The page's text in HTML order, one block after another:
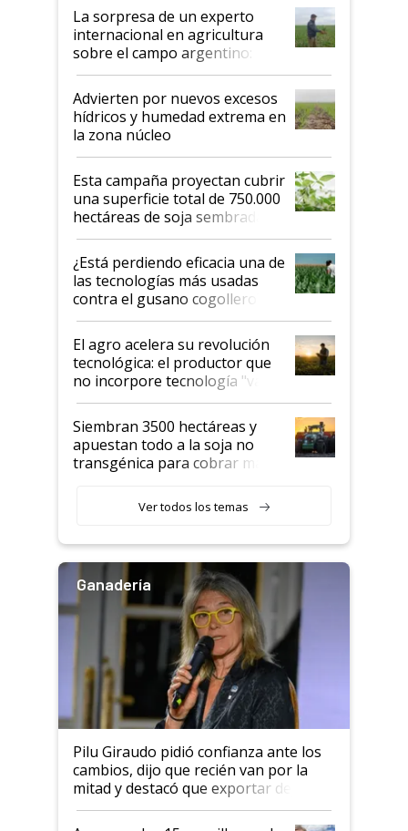
La sorpresa de un experto
internacional en agricultura
sobre el campo argentino:
"Estoy muy impresionado"
Advierten por nuevos excesos
hídricos y humedad extrema en
la zona núcleo
Esta campaña proyectan cubrir
una superficie total de 750.000
hectáreas de soja sembradas
con una nueva generación de
variedades que marcan un
salto tecnológico en genética y
rendimiento
¿Está perdiendo eficacia una de
las tecnologías más usadas
contra el gusano cogollero? El
desafío de una tecnología clave
El agro acelera su revolución
tecnológica: el productor que
no incorpore tecnología "va a
perder el tren"
Siembran 3500 hectáreas y
apuestan todo a la soja no
transgénica para cobrar más
Ver todos los temas
Ganadería
Pilu Giraudo pidió confianza ante los
cambios, dijo que recién van por la
mitad y destacó que exportar dejó de
ser "para unos pocos": "Tenemos un
mandato muy claro del gobierno